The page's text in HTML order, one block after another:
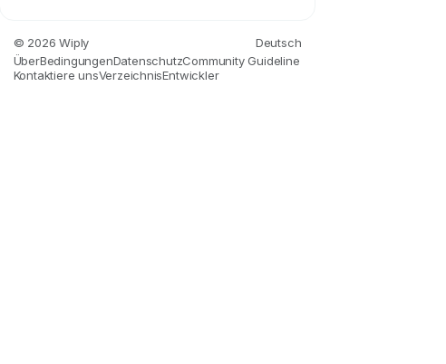
© 2026 Wiply
Deutsch
ÜberBedingungenDatenschutzCommunity Guideline
Kontaktiere unsVerzeichnisEntwickler